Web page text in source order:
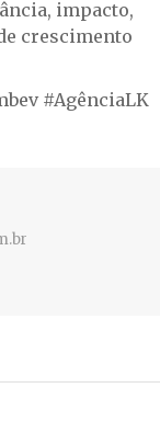
impacto,
crescimento
#AgênciaLK